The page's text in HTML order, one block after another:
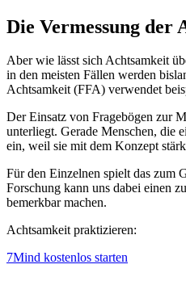
Die Vermessung der
Aber wie lässt sich Achtsamkeit
in den meisten Fällen werden
Achtsamkeit (FFA) verwendet
Der Einsatz von Fragebögen zur
unterliegt. Gerade Menschen, die
ein, weil sie mit dem Konzept
Für den Einzelnen spielt das zum
Forschung kann uns dabei einen
bemerkbar machen.
Achtsamkeit praktizieren:
7Mind kostenlos starten